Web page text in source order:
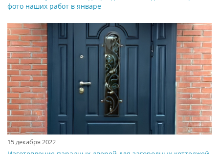
фото наших работ в январе
15 декабря 2022